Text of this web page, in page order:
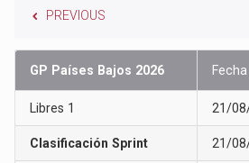
PREVIOUS
GP Países Bajos 2026 Fecha
Libres 1 21/
Clasificación Sprint 21/